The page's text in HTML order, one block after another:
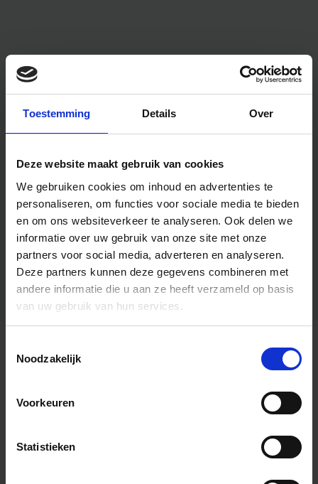
Toestemming Details Over
Deze website maakt gebruik van cookies
We gebruiken cookies om inhoud en advertenties te
personaliseren, om functies voor sociale media te bieden
en om ons websiteverkeer te analyseren. Ook delen we
informatie over uw gebruik van onze site met onze
partners voor social media, adverteren en analyseren.
Deze partners kunnen deze gegevens combineren met
andere informatie die u aan ze heeft verzameld op basis
van uw gebruik van hun services.
Noodzakelijk
Voorkeuren
Statistieken
Algemene informatie